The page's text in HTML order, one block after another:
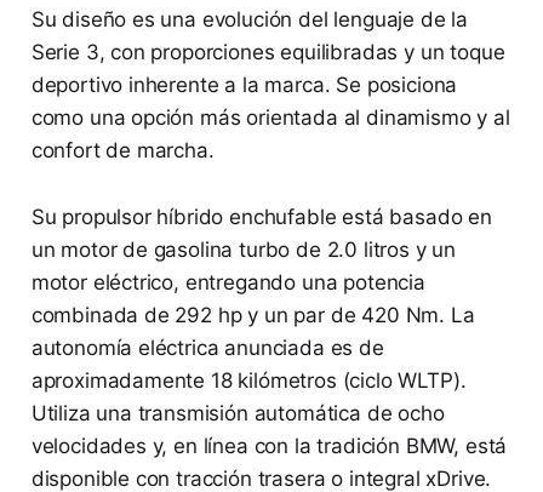
Su diseño es una evolución del lenguaje de la
Serie 3, con proporciones equilibradas y un toque
deportivo inherente a la marca. Se posiciona
como una opción más orientada al dinamismo y al
confort de marcha.
Su propulsor híbrido enchufable está basado en
un motor de gasolina turbo de 2.0 litros y un
motor eléctrico, entregando una potencia
combinada de 292 hp y un par de 420 Nm. La
autonomía eléctrica anunciada es de
aproximadamente 18 kilómetros (ciclo WLTP).
Utiliza una transmisión automática de ocho
velocidades y, en línea con la tradición BMW, está
disponible con tracción trasera o integral xDrive.